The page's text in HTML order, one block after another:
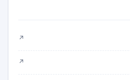
↗
↗